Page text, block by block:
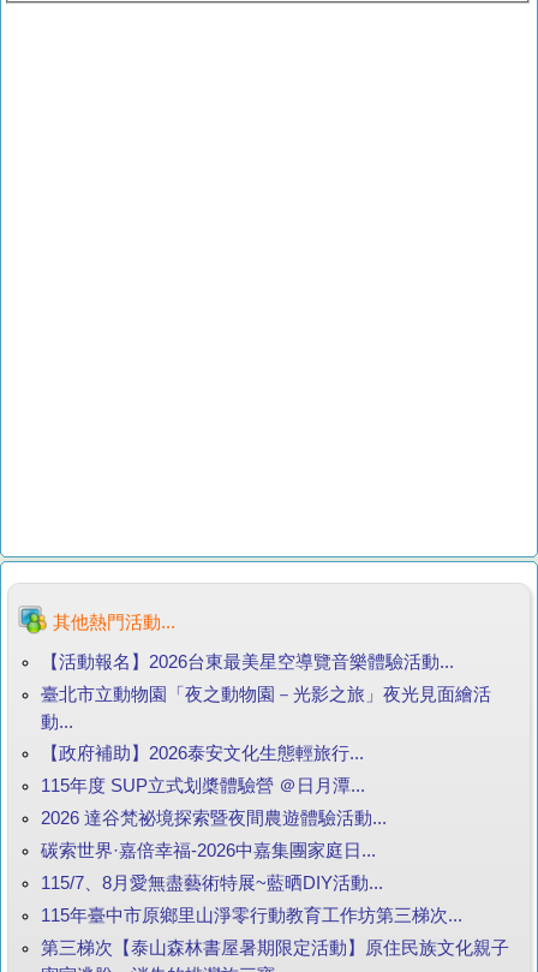
其他熱門活動...
【活動報名】2026台東最美星空導覽音樂體驗活動...
臺北市立動物園「夜之動物園－光影之旅」夜光見面繪活
動...
【政府補助】2026泰安文化生態輕旅行...
115年度 SUP立式划槳體驗營 ＠日月潭...
2026 達谷梵祕境探索暨夜間農遊體驗活動...
碳索世界·嘉倍幸福-2026中嘉集團家庭日...
115/7、8月愛無盡藝術特展~藍晒DIY活動...
115年臺中市原鄉里山淨零行動教育工作坊第三梯次...
第三梯次【泰山森林書屋暑期限定活動】原住民族文化親子